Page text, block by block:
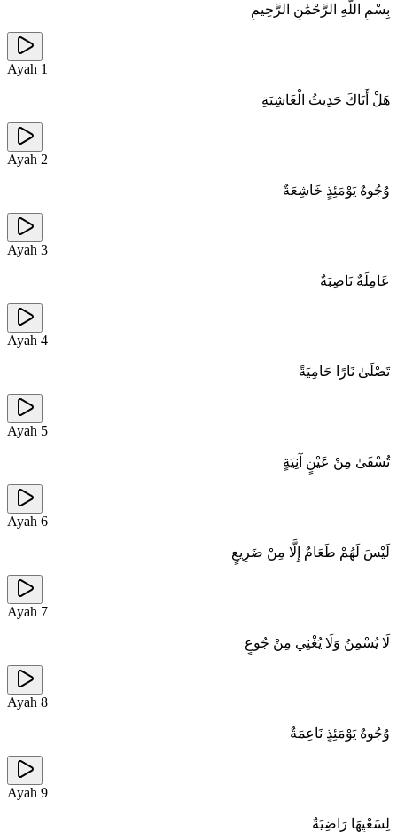
بِسْمِ اللَّهِ الرَّحْمَٰنِ الرَّحِيمِ
Ayah 1
هَلْ أَتَاكَ حَدِيثُ الْغَاشِيَةِ
Ayah 2
وُجُوهٌ يَوْمَئِذٍ خَاشِعَةٌ
Ayah 3
عَامِلَةٌ نَاصِبَةٌ
Ayah 4
تَصْلَىٰ نَارًا حَامِيَةً
Ayah 5
تُسْقَىٰ مِنْ عَيْنٍ آنِيَةٍ
Ayah 6
لَيْسَ لَهُمْ طَعَامٌ إِلَّا مِنْ ضَرِيعٍ
Ayah 7
لَا يُسْمِنُ وَلَا يُغْنِي مِنْ جُوعٍ
Ayah 8
وُجُوهٌ يَوْمَئِذٍ نَاعِمَةٌ
Ayah 9
لِسَعْيِهَا رَاضِيَةٌ